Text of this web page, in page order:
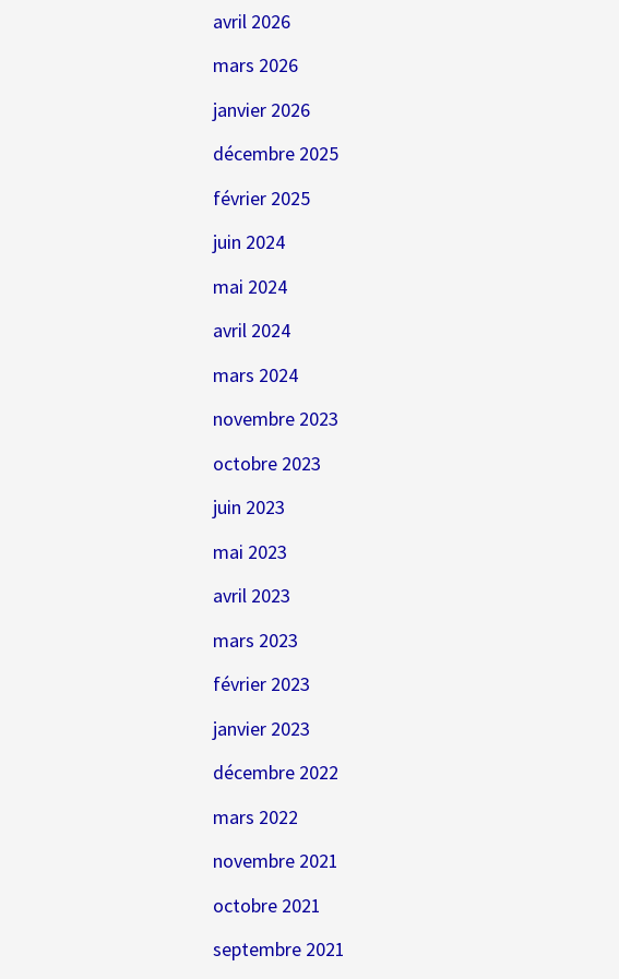
avril 2026
mars 2026
janvier 2026
décembre 2025
février 2025
juin 2024
mai 2024
avril 2024
mars 2024
novembre 2023
octobre 2023
juin 2023
mai 2023
avril 2023
mars 2023
février 2023
janvier 2023
décembre 2022
mars 2022
novembre 2021
octobre 2021
septembre 2021